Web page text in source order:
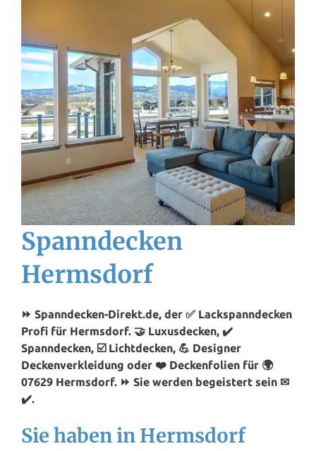
Spanndecken
Hermsdorf
⏩ Spanndecken-Direkt.de, der ✅ Lackspanndecken
Profi für Hermsdorf. 🤝 Luxusdecken, ✔️
Spanndecken, ☑️ Lichtdecken, 💪 Designer
Deckenverkleidung oder ❤️ Deckenfolien für 🌍
07629 Hermsdorf. ⏩ Sie werden begeistert sein ✉
✔️.
Sie haben in Hermsdorf